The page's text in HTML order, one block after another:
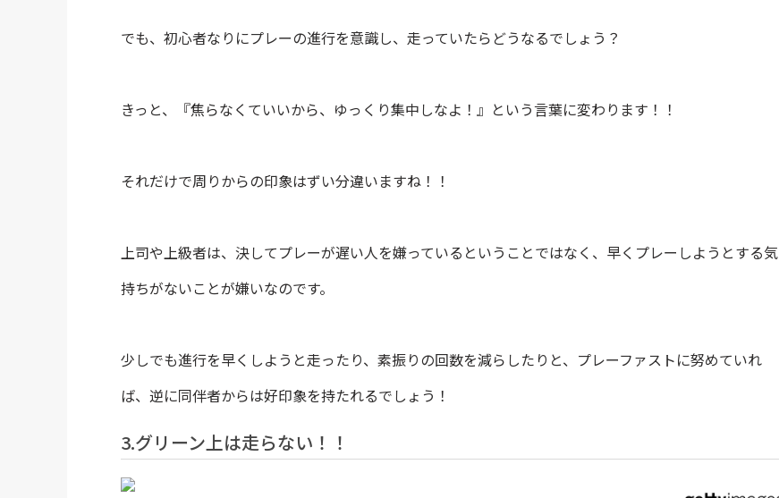
でも、初心者なりにプレーの進行を意識し、走っていたらどうなるでしょう？
きっと、『焦らなくていいから、ゆっくり集中しなよ！』という言葉に変わります！！
それだけで周りからの印象はずい分違いますね！！
上司や上級者は、決してプレーが遅い人を嫌っているということではなく、早くプレーしようとする気
持ちがないことが嫌いなのです。
少しでも進行を早くしようと走ったり、素振りの回数を減らしたりと、プレーファストに努めていれ
ば、逆に同伴者からは好印象を持たれるでしょう！
3.グリーン上は走らない！！